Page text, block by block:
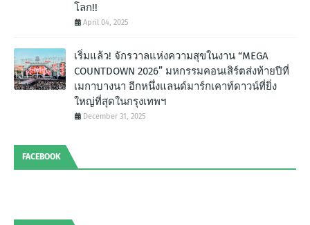
โลก!!
April 04, 2025
เริ่มแล้ว! จักรวาลแห่งความสุขในงาน “MEGA
COUNTDOWN 2026” มหกรรมคอนเสิร์ตส่งท้ายปีที่
เมกาบางนา อีกหนึ่งแลนด์มาร์กเคาท์ดาวน์ที่ยิ่ง
ใหญ่ที่สุดในกรุงเทพฯ
December 31, 2025
FACEBOOK